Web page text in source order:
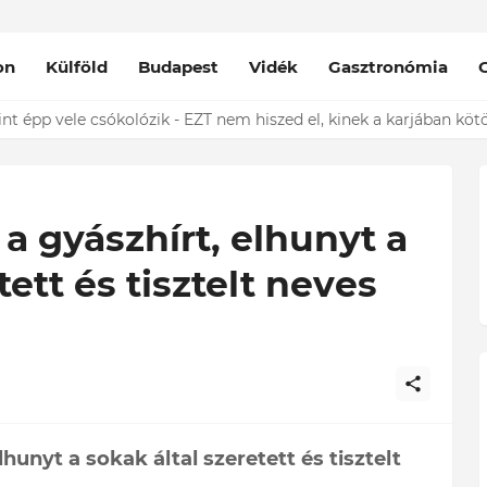
Külföld Budapest Vidék Gasztronómia
épp vele csókolózik - EZT nem hiszed el, kinek a karjában
gyászhírt, elhunyt a
és tisztelt neves
a sokak által szeretett és tisztelt